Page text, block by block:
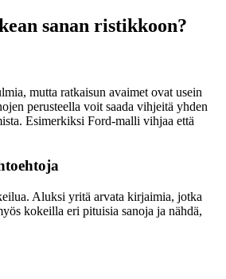
sanan ristikkoon?
mutta ratkaisun avaimet ovat usein
perusteella voit saada vihjeitä yhden
Esimerkiksi Ford-malli vihjaa että
Aluksi yritä arvata kirjaimia, jotka
kokeilla eri pituisia sanoja ja nähdä,